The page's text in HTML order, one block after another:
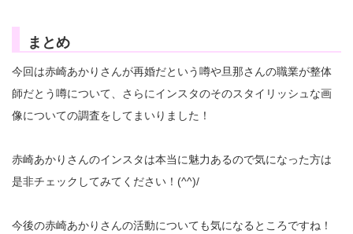
まとめ
今回は赤崎あかりさんが再婚だという噂や旦那さんの職業が整体
師だとう噂について、さらにインスタのそのスタイリッシュな画
像についての調査をしてまいりました！
赤崎あかりさんのインスタは本当に魅力あるので気になった方は
是非チェックしてみてください！(^^)/
今後の赤崎あかりさんの活動についても気になるところですね！